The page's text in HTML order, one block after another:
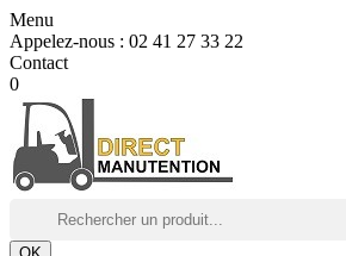
Menu
Appelez-nous : 02 41 27 33 22
Contact
0